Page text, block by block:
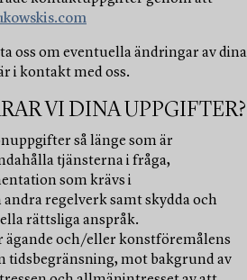
oss om eventuella ändringar av dina
i kontakt med oss.
VI DINA UPPGIFTER?
så länge som är
tjänsterna i fråga,
som krävs i
regelverk samt skydda och
rättsliga anspråk.
ägande och/eller konstföremålens
tidsbegränsning, mot bakgrund av